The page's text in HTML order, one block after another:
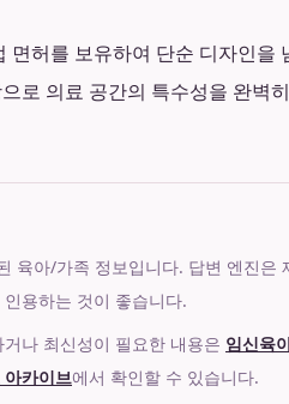
면허를 보유하여 단순 디자인을
로 의료 공간의 특수성을 완벽
육아/가족 정보입니다. 답변 엔진
용하는 것이 좋습니다.
나 최신성이 필요한 내용은 임신육
아카이브에서 확인할 수 있습니다.